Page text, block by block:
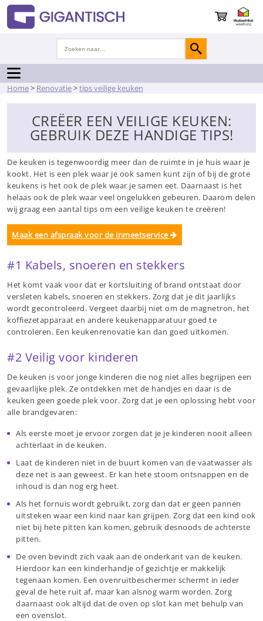
Home> Renovatie>tips veilige keuken
CREËER EEN VEILIGE KEUKEN:
GEBRUIK DEZE HANDIGE TIPS!
De keuken is tegenwoordig meer dan de ruimte in je huis waar je
kookt. Het is een plek waar je ook samen kunt zijn of bij de grote
keukens is het ook de plek waar je samen eet. Daarnaast is het
helaas ook de plek waar veel ongelukken gebeuren. Daarom delen
wij graag een aantal tips om een veilige keuken te creëren!
Maak een afspraak voor de inmeetservice
#1 Kabels, snoeren en stekkers
Het komt vaak voor dat er kortsluiting of brand ontstaat door
versleten kabels, snoeren en stekkers. Zorg dat je dit jaarlijks
wordt gecontroleerd. Vergeet daarbij niet om de magnetron, het
koffiezetapparaat en andere keukenapparatuur goed te
controleren. Een keukenrenovatie kan dan goed uitkomen.
#2 Veilig voor kinderen
De keuken is voor jonge kinderen die nog niet alles begrijpen een
gevaarlijke plek. Ze ontdekken met de handjes en daar is de
keuken geen goede plek voor. Zorg dat je een oplossing hebt voor
alle brandgevaren:
Als eerste moet je ervoor zorgen dat je je kinderen nooit alleen
achterlaat in de keuken.
Laat de kinderen niet in de buurt komen van de vaatwasser als
deze net is aan geweest. Er kan hete stoom ontsnappen en de
inhoud is dan nog erg heet.
Als het fornuis wordt gebruikt, zorg dan dat er geen pannen
uitsteken waar een kind naar kan grijpen. Zorg dat een kind ook
niet bij hete pitten kan komen, gebruik desnoods de achterste
pitten.
De oven bevindt zich vaak aan de onderkant van de keuken.
Hierdoor kan een kinderhandje of gezichtje er makkelijk
tegenaan komen. Een ovenruitbeschermer schermt in ieder
geval de hete ruit af, maar kan alsnog warm worden. Zorg
daarnaast ook altijd dat de oven op slot kan met behulp van
een ovenslot.